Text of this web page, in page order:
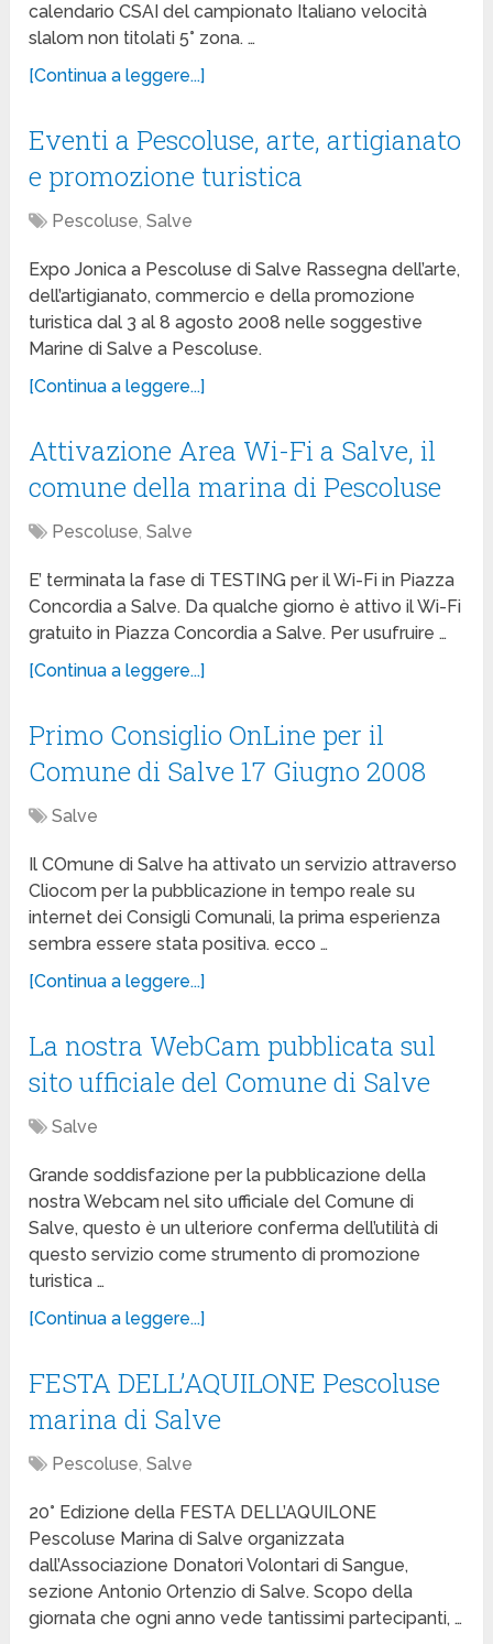
calendario CSAI del campionato Italiano velocità
slalom non titolati 5° zona. …
[Continua a leggere...]
Eventi a Pescoluse, arte, artigianato
e promozione turistica
Pescoluse,Salve
Expo Jonica a Pescoluse di Salve Rassegna dell’arte,
dell’artigianato, commercio e della promozione
turistica dal 3 al 8 agosto 2008 nelle soggestive
Marine di Salve a Pescoluse.
[Continua a leggere...]
Attivazione Area Wi-Fi a Salve, il
comune della marina di Pescoluse
Pescoluse,Salve
E’ terminata la fase di TESTING per il Wi-Fi in Piazza
Concordia a Salve. Da qualche giorno è attivo il Wi-Fi
gratuito in Piazza Concordia a Salve. Per usufruire …
[Continua a leggere...]
Primo Consiglio OnLine per il
Comune di Salve 17 Giugno 2008
Salve
Il COmune di Salve ha attivato un servizio attraverso
Cliocom per la pubblicazione in tempo reale su
internet dei Consigli Comunali, la prima esperienza
sembra essere stata positiva. ecco …
[Continua a leggere...]
La nostra WebCam pubblicata sul
sito ufficiale del Comune di Salve
Salve
Grande soddisfazione per la pubblicazione della
nostra Webcam nel sito ufficiale del Comune di
Salve, questo è un ulteriore conferma dell’utilità di
questo servizio come strumento di promozione
turistica …
[Continua a leggere...]
FESTA DELL’AQUILONE Pescoluse
marina di Salve
Pescoluse,Salve
20° Edizione della FESTA DELL’AQUILONE
Pescoluse Marina di Salve organizzata
dall’Associazione Donatori Volontari di Sangue,
sezione Antonio Ortenzio di Salve. Scopo della
giornata che ogni anno vede tantissimi partecipanti, …